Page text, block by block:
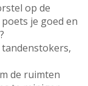
op de
je goed en
de ruimten